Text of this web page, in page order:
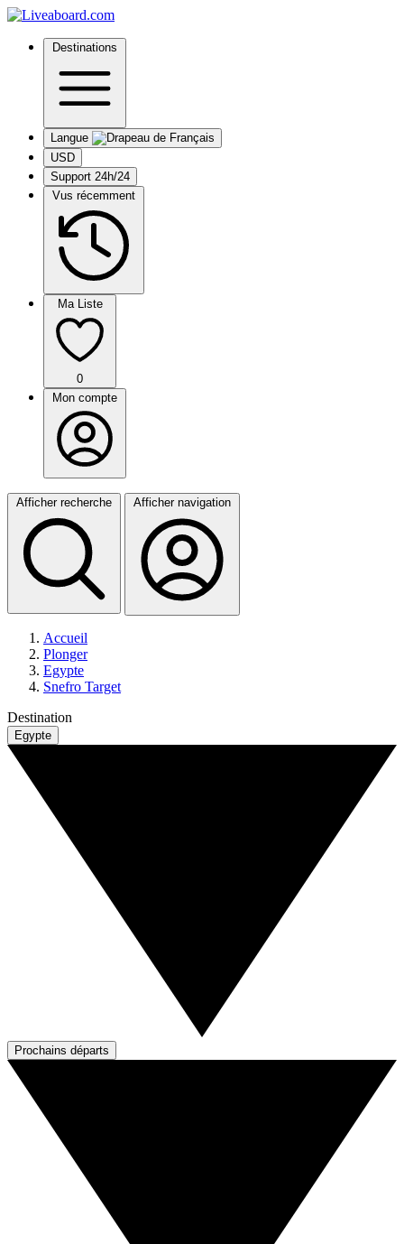
Destinations
Langue
USD
Support 24h/24
Vus récemment
Ma Liste
0
Mon compte
Afficher recherche Afficher navigation
Accueil
Plonger
Egypte
Snefro Target
Destination
Egypte
Prochains départs